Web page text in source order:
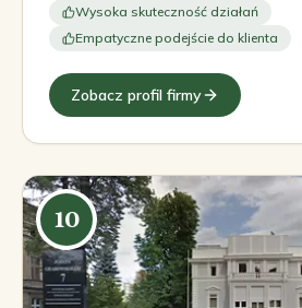
Wysoka skuteczność działań
Empatyczne podejście do klienta
Zobacz profil firmy
10